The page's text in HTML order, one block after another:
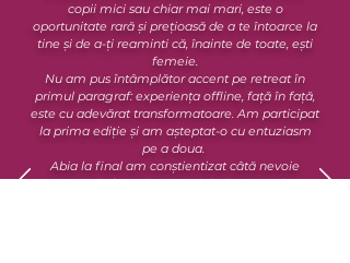
copii mici sau chiar mai mari, este o
oportunitate rară și prețioasă de a te întoarce la
tine și de a-ți reaminti că, înainte de toate, ești
femeie.
​Nu am pus întâmplător accent pe retreat în
primul paragraf: experiența offline, față în față,
este cu adevărat transformatoare. Am participat
la prima ediție și am așteptat-o cu entuziasm
pe a doua.
Abia la final am conștientizat câtă nevoie
aveam, de fapt, de acea zi dedicată exclusiv